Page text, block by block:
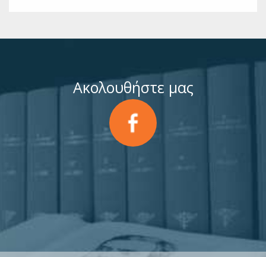
Ακολουθήστε μας